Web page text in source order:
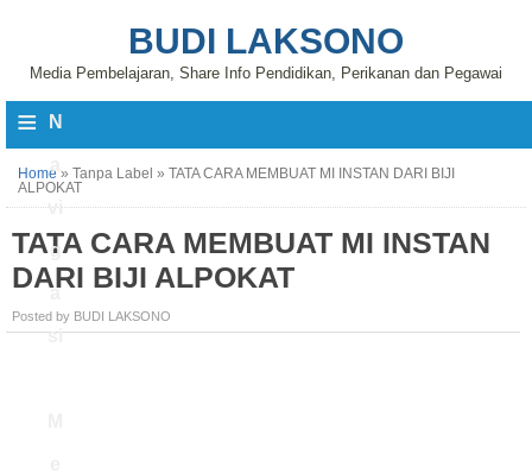
BUDI LAKSONO
Media Pembelajaran, Share Info Pendidikan, Perikanan dan Pegawai
≡ N
vi
g
a
si
Home » Tanpa Label » TATA CARA MEMBUAT MI INSTAN DARI BIJI
ALPOKAT
TATA CARA MEMBUAT MI INSTAN
DARI BIJI ALPOKAT
Posted by BUDI LAKSONO